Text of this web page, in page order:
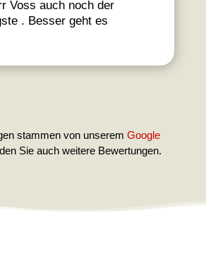
Voss auch noch der
. Besser geht es
stammen von unseremGoogle
Sie auch weitere Bewertungen.